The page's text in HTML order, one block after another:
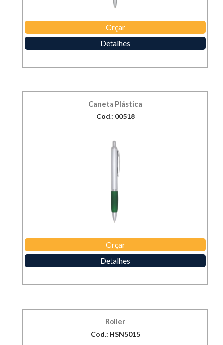
Orçar
Detalhes
Caneta Plástica
Cod.: 00518
Orçar
Detalhes
Roller
Cod.: HSN5015